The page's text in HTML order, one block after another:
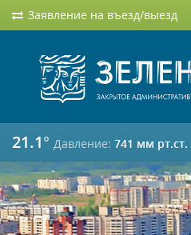
Заявление на въезд/выезд
21.1° Давление: 741 мм рт.ст.